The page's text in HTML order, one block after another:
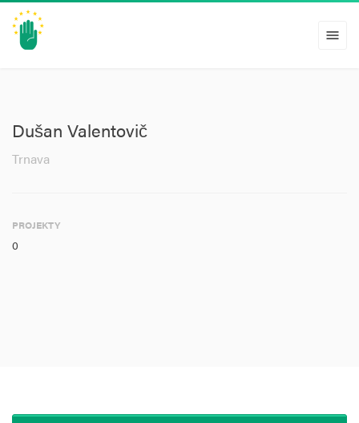
menu
Dušan Valentovič
Trnava
PROJEKTY
0